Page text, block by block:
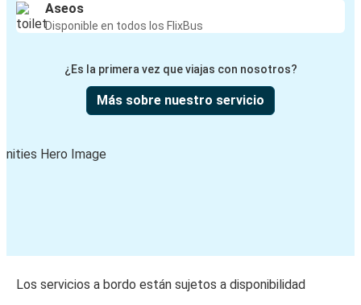
Aseos
Disponible en todos los FlixBus
¿Es la primera vez que viajas con nosotros?
Más sobre nuestro servicio
Los servicios a bordo están sujetos a disponibilidad